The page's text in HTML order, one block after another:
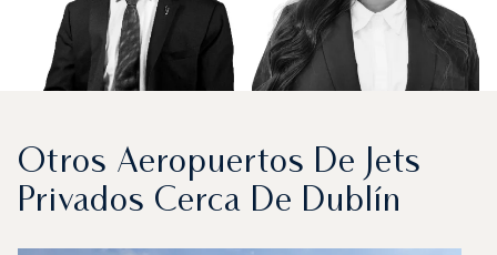
Otros Aeropuertos De Jets
Privados Cerca De Dublín